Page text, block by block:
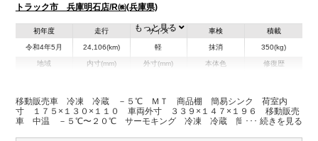
トラック市 兵庫明石店/R㈱(兵庫県)
初年度
令和4年5月
走行
24,106(km)
サイズ
軽
車検
抹消
積載
350(kg)
地域 内寸(mm)
H:1,100
外寸(mm)
H:1,960
本体色 修復歴
装備情報
もっと見る
移動販売車 冷凍 冷蔵 －５℃ ＭＴ 商品棚 簡易シンク 荷室内
寸 １７５×１３０×１１０ 車両外寸 ３３９×１４７×１９６ 移動販売
車 中温 －５℃〜２０℃ サーモキング 冷凍 冷蔵 簡易シンク ４